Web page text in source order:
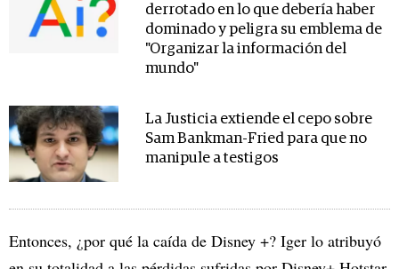
derrotado en lo que debería haber
dominado y peligra su emblema de
"Organizar la información del
mundo"
La Justicia extiende el cepo sobre
Sam Bankman-Fried para que no
manipule a testigos
Entonces, ¿por qué la caída de Disney +? Iger lo atribuyó